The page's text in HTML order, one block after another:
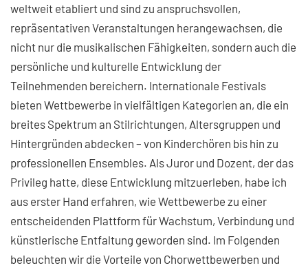
weltweit etabliert und sind zu anspruchsvollen,
repräsentativen Veranstaltungen herangewachsen, die
nicht nur die musikalischen Fähigkeiten, sondern auch die
persönliche und kulturelle Entwicklung der
Teilnehmenden bereichern. Internationale Festivals
bieten Wettbewerbe in vielfältigen Kategorien an, die ein
breites Spektrum an Stilrichtungen, Altersgruppen und
Hintergründen abdecken – von Kinderchören bis hin zu
professionellen Ensembles. Als Juror und Dozent, der das
Privileg hatte, diese Entwicklung mitzuerleben, habe ich
aus erster Hand erfahren, wie Wettbewerbe zu einer
entscheidenden Plattform für Wachstum, Verbindung und
künstlerische Entfaltung geworden sind. Im Folgenden
beleuchten wir die Vorteile von Chorwettbewerben und